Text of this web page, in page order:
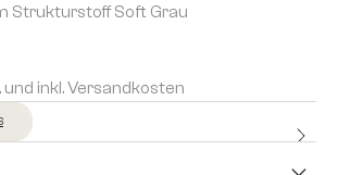
Strukturstoff Soft Grau
und inkl. Versandkosten